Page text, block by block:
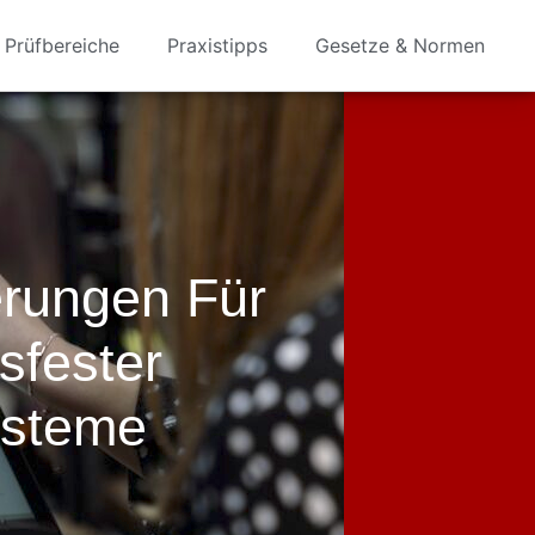
Prüfbereiche Praxistipps Gesetze & Normen
Für